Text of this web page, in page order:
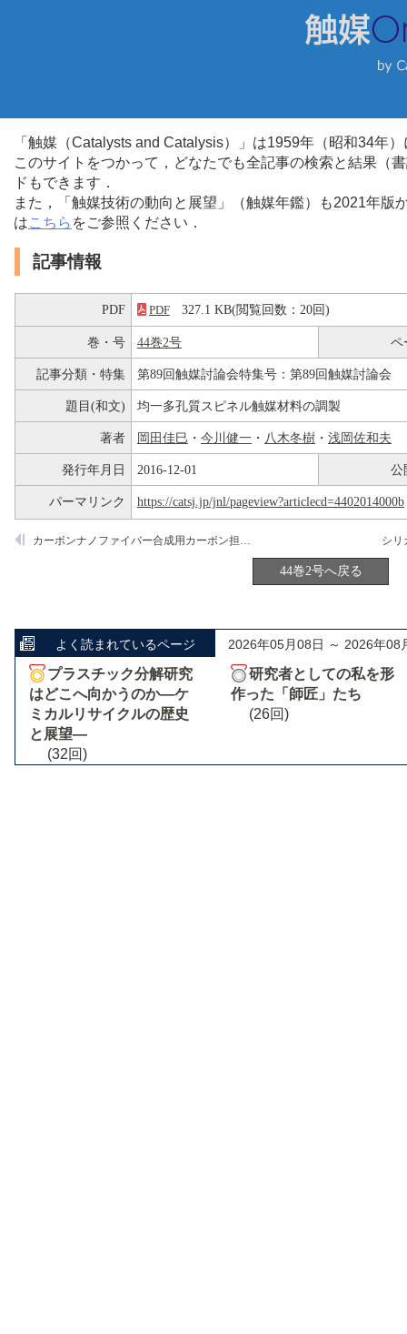
「触媒（Catalysts and Catalysis）」は1959年（昭和34年
このサイトをつかって，どなたでも全記事の検索と結果（
ドもできます．
また，「触媒技術の動向と展望」（触媒年鑑）も2021年
はこちら をご参照ください．
記事情報
PDF PDF 327.1 KB(閲覧回数：20回)
巻・号 44巻2号 ペ
記事分類・特集 第89回触媒討論会特集号：第89回触媒討論会
題目(和文) 均一多孔質スピネル触媒材料の調製
著者 岡田佳巳 ・ 今川健一 ・ 八木冬樹 ・ 浅岡佐和夫
発行年月日 2016-12-01 公
パーマリンク https://catsj.jp/jnl/pageview?articlecd=4402014000b
カーボンナノファイバー合成用カーボン担持Ni触媒の開発
44巻2号へ戻る
よく読まれているページ 2026年05月08日 ～ 2026年08
プラスチック分解研究
はどこへ向かうのか―ケ
ミカルリサイクルの歴史
と展望―
(32回)
研究者としての私を形
作った「師匠」たち
(26回)